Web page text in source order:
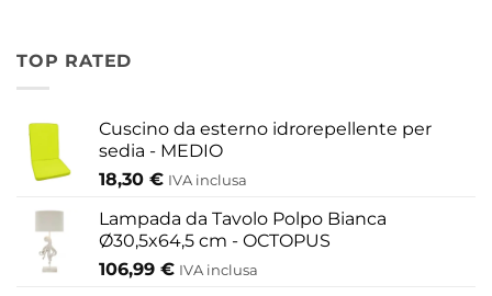
433,30 €
TOP RATED
Cuscino da esterno idrorepellente per
sedia - MEDIO
18,30 € IVA inclusa
Lampada da Tavolo Polpo Bianca
Ø30,5x64,5 cm - OCTOPUS
106,99 € IVA inclusa